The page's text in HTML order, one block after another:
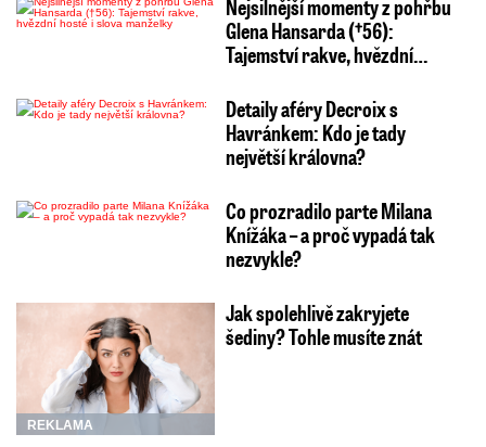
Nejsilnější momenty z pohřbu
Glena Hansarda (†56):
Tajemství rakve, hvězdní…
Detaily aféry Decroix s
Havránkem: Kdo je tady
největší královna?
Co prozradilo parte Milana
Knížáka – a proč vypadá tak
nezvykle?
REKLAMA
Jak spolehlivě zakryjete
šediny? Tohle musíte znát